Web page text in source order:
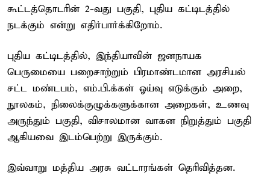
கூட்டத்தொடரின் 2-வது பகுதி, புதிய கட்டிடத்தில்
நடக்கும் என்று எதிர்பார்க்கிறோம்.
புதிய கட்டிடத்தில், இந்தியாவின் ஜனநாயக
பெருமையை பறைசாற்றும் பிரமாண்டமான அரசியல்
சட்ட மண்டபம், எம்.பி.க்கள் ஓய்வு எடுக்கும் அறை,
நூலகம், நிலைக்குழுக்களுக்கான அறைகள், உணவு
அருந்தும் பகுதி, விசாலமான வாகன நிறுத்தும் பகுதி
ஆகியவை இடம்பெற்று இருக்கும்.
இவ்வாறு மத்திய அரசு வட்டாரங்கள் தெரிவித்தன.